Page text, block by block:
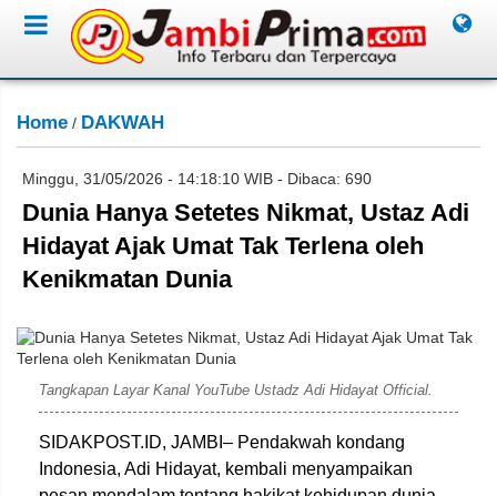
Home / DAKWAH
Minggu, 31/05/2026 - 14:18:10 WIB - Dibaca: 690
Dunia Hanya Setetes Nikmat, Ustaz Adi
Hidayat Ajak Umat Tak Terlena oleh
Kenikmatan Dunia
Tangkapan Layar Kanal YouTube Ustadz Adi Hidayat Official.
SIDAKPOST.ID, JAMBI– Pendakwah kondang
Indonesia, Adi Hidayat, kembali menyampaikan